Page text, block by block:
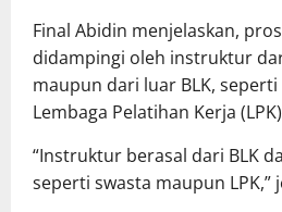
Final Abidin menjelaskan,
didampingi oleh instruktur
maupun dari luar BLK,
Lembaga Pelatihan Kerja
“Instruktur berasal dari BLK
seperti swasta maupun LPK,”